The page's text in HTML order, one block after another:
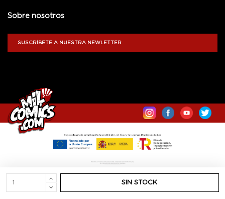
SIN STOCK
Sobre nosotros
SUSCRÍBETE A NUESTRA NEWLETTER